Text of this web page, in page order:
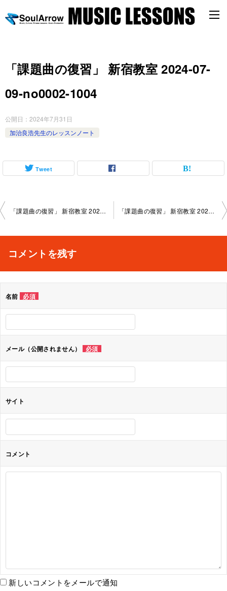
「課題曲の復習」 新宿教室 2024-07-
09-no0002-1004
公開日： 2024年7月31日
加治良浩先生のレッスンノート
Tweet
投
ビ
シ
ョ
ン
「課題曲の復習」 新宿教室 2024-06-25-no0002-1052 「課題曲の復習」 新宿教室 2024-07-09-no0002-1052
コメントを残す
名前 必須
メール（公開されません） 必須
サイト
コメント
新しいコメントをメールで通知